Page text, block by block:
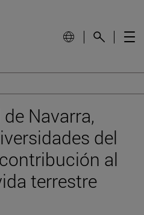
Navarra,
del
al
terrestre